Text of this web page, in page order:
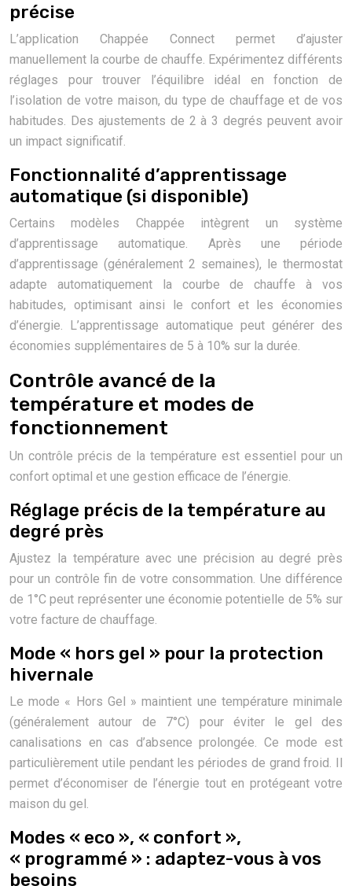
précise
L’application Chappée Connect permet d’ajuster
manuellement la courbe de chauffe. Expérimentez différents
réglages pour trouver l’équilibre idéal en fonction de
l’isolation de votre maison, du type de chauffage et de vos
habitudes. Des ajustements de 2 à 3 degrés peuvent avoir
un impact significatif.
Fonctionnalité d’apprentissage
automatique (si disponible)
Certains modèles Chappée intègrent un système
d’apprentissage automatique. Après une période
d’apprentissage (généralement 2 semaines), le thermostat
adapte automatiquement la courbe de chauffe à vos
habitudes, optimisant ainsi le confort et les économies
d’énergie. L’apprentissage automatique peut générer des
économies supplémentaires de 5 à 10% sur la durée.
Contrôle avancé de la
température et modes de
fonctionnement
Un contrôle précis de la température est essentiel pour un
confort optimal et une gestion efficace de l’énergie.
Réglage précis de la température au
degré près
Ajustez la température avec une précision au degré près
pour un contrôle fin de votre consommation. Une différence
de 1°C peut représenter une économie potentielle de 5% sur
votre facture de chauffage.
Mode « hors gel » pour la protection
hivernale
Le mode « Hors Gel » maintient une température minimale
(généralement autour de 7°C) pour éviter le gel des
canalisations en cas d’absence prolongée. Ce mode est
particulièrement utile pendant les périodes de grand froid. Il
permet d’économiser de l’énergie tout en protégeant votre
maison du gel.
Modes « eco », « confort »,
« programmé » : adaptez-vous à vos
besoins